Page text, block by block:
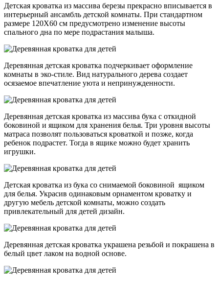
Детская кроватка из массива березы прекрасно вписывается в
интерьерный ансамбль детской комнаты. При стандартном
размере 120Х60 см предусмотрено изменение высоты
спального дна по мере подрастания малыша.
Деревянная детская кроватка подчеркивает оформление
комнаты в эко-стиле. Вид натурального дерева создает
осязаемое впечатление уюта и непринужденности.
Деревянная детская кроватка из массива бука с откидной
боковиной и ящиком для хранения белья. Три уровня высоты
матраса позволят пользоваться кроваткой и позже, когда
ребенок подрастет. Тогда в ящике можно будет хранить
игрушки.
Детская кроватка из бука со снимаемой боковиной ящиком
для белья. Украсив одинаковым орнаментом кроватку и
другую мебель детской комнаты, можно создать
привлекательный для детей дизайн.
Деревянная детская кроватка украшена резьбой и покрашена в
белый цвет лаком на водной основе.